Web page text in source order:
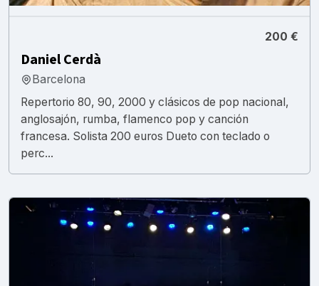
200 €
Daniel Cerdà
Barcelona
Repertorio 80, 90, 2000 y clásicos de pop nacional,
anglosajón, rumba, flamenco pop y canción
francesa. Solista 200 euros Dueto con teclado o
perc...